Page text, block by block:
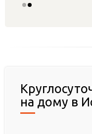
на дому в